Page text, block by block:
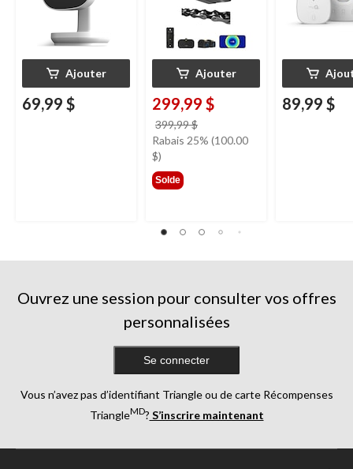
Ajouter
69,99 $
Ajouter
299,99 $
399,99 $
était
Rabais 25% (100.00
$)
Solde
89,99 $
Ouvrez une session pour consulter vos offres
personnalisées
Se connecter
Vous n’avez pas d’identifiant Triangle ou de carte Récompenses
TriangleMD? S’inscrire maintenant